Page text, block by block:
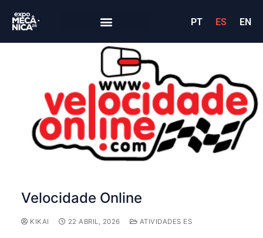
PT ES EN
Velocidade Online
KIKAI 22 ABRIL, 2026 ATIVIDADES ES